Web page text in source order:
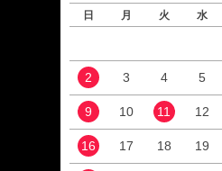
日 月 火 水
2 3 4 5
9 10 11 12
16 17 18 19